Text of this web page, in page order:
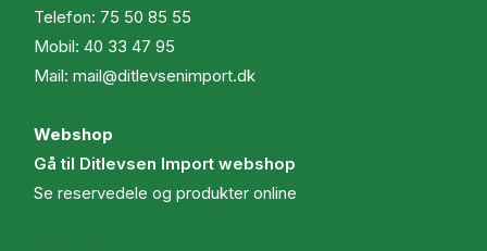
Telefon: 75 50 85 55
Mobil: 40 33 47 95
Mail: mail@ditlevsenimport.dk
Webshop
Gå til Ditlevsen Import webshop
Se reservedele og produkter online